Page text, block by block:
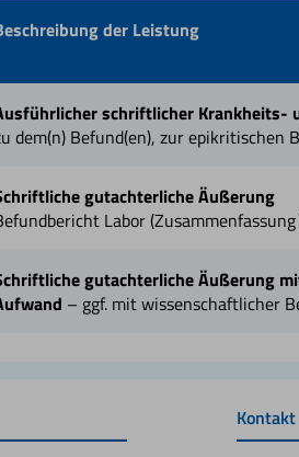
der Leistung
schriftlicher Krankheits-
dem(n) Befund(en), zur epikritischen
gutachterliche Äußerung
Labor
gutachterliche Äußerung
– ggf. mit wissenschaftlicher
Kontakt